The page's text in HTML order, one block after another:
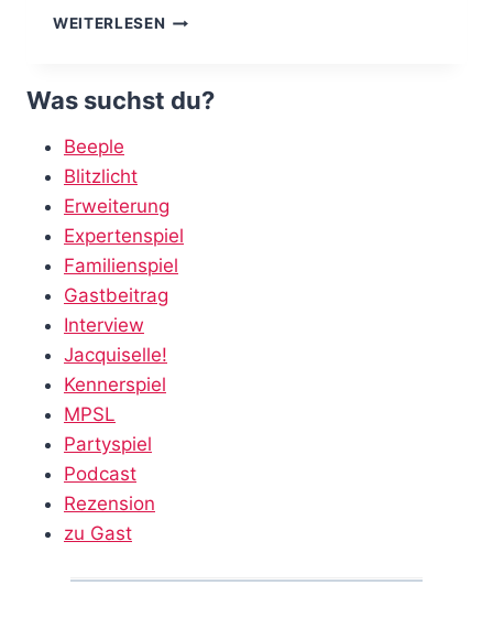
WEITERLESEN GEDANKEN
JÄIDIE
KOLUMNE
Was suchst du?
Beeple
Blitzlicht
Erweiterung
Expertenspiel
Familienspiel
Gastbeitrag
Interview
Jacquiselle!
Kennerspiel
MPSL
Partyspiel
Podcast
Rezension
zu Gast